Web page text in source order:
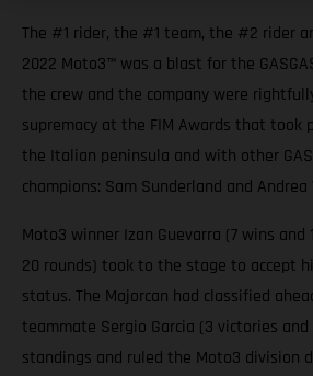
The #1 rider, the #1 team, the #2 rider
2022 Moto3™ was a blast for the
the crew and the company were
supremacy at the FIM Awards that took
the Italian peninsula and with other
champions: Sam Sunderland and Andrea
Moto3 winner Izan Guevarra (7 wins and
20 rounds) took to the stage to accept
status. The Majorcan had classified
teammate Sergio Garcia (3 victories
standings and ruled the Moto3 division